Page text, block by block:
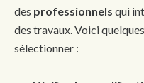
des professionnels qui
des travaux. Voici
sélectionner :